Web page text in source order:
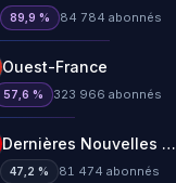
89,9 % 84 784 abonnés
Ouest-France
57,6 % 323 966 abonnés
Dernières Nouvelles d'Alsace
47,2 % 81 474 abonnés